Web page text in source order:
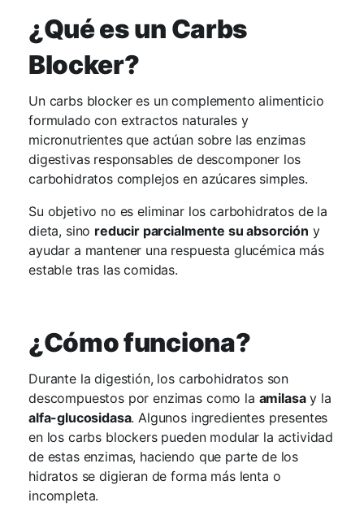
¿Qué es un Carbs
Blocker?
Un carbs blocker es un complemento alimenticio
formulado con extractos naturales y
micronutrientes que actúan sobre las enzimas
digestivas responsables de descomponer los
carbohidratos complejos en azúcares simples.
Su objetivo no es eliminar los carbohidratos de la
dieta, sino reducir parcialmente su absorción y
ayudar a mantener una respuesta glucémica más
estable tras las comidas.
¿Cómo funciona?
Durante la digestión, los carbohidratos son
descompuestos por enzimas como la amilasay la
alfa-glucosidasa. Algunos ingredientes presentes
en los carbs blockers pueden modular la actividad
de estas enzimas, haciendo que parte de los
hidratos se digieran de forma más lenta o
incompleta.